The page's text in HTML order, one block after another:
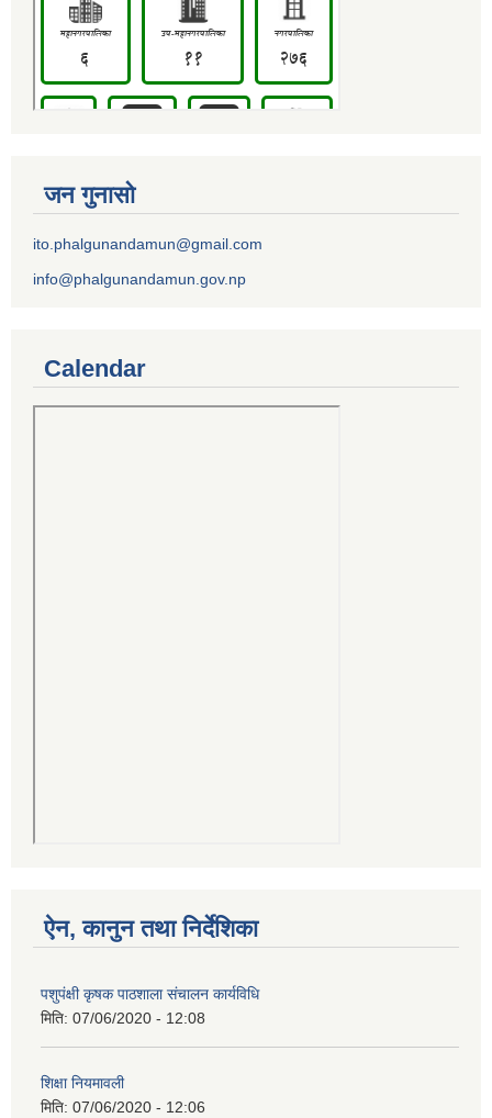
जन गुनासो
ito.phalgunandamun@gmail.com
info@phalgunandamun.gov.np
Calendar
ऐन, कानुन तथा निर्देशिका
पशुपंक्षी कृषक पाठशाला संचालन कार्यविधि
मिति: 07/06/2020 - 12:08
शिक्षा नियमावली
मिति: 07/06/2020 - 12:06